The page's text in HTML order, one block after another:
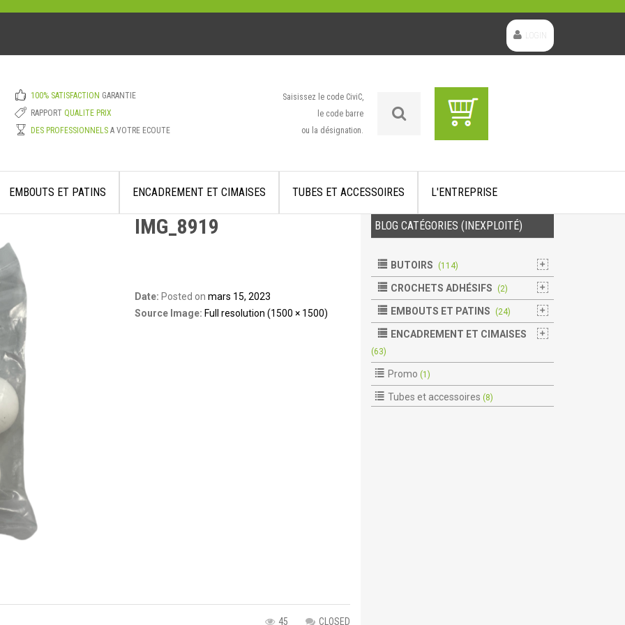
100% SATISFACTION GARANTIE
RAPPORT QUALITE PRIX
DES PROFESSIONNELSA VOTRE ECOUTE
Saisissez le code CiviC,
le code barre
ou la désignation.
EMBOUTS ET PATINS ENCADREMENT ET CIMAISES TUBES ET ACCESSOIRES L'ENTREPRISE
IMG_8919
Date: Posted on mars 15, 2023
Source Image: Full resolution (1500 × 1500)
45 CLOSED
BLOG CATÉGORIES (INEXPLOITÉ)
BUTOIRS (114)
CROCHETS ADHÉSIFS (2)
EMBOUTS ET PATINS (24)
ENCADREMENT ET CIMAISES
(63)
Promo (1)
Tubes et accessoires (8)